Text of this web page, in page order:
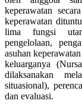
keperawatan
keperawatan
lima fungsi
pengelolaan,
asuhan
keluarganya
dilaksanakan
situasional),
dan evaluasi.